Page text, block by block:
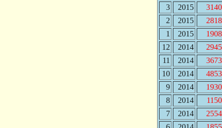
3
2015
2
2015
1
2015
12
2014
11
2014
10
2014
9
2014
8
2014
7
2014